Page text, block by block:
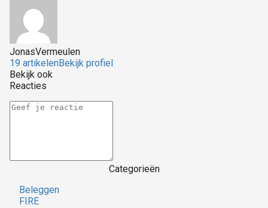
JonasVermeulen
19 artikelenBekijk profiel
Bekijk ook
Reacties
Categorieën
Beleggen
FIRE